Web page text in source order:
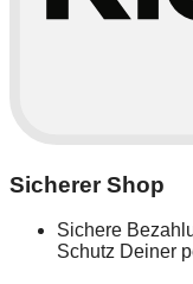
Sicherer Shop
Sichere
Schutz Deiner